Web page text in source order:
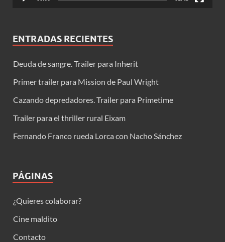
ENTRADAS RECIENTES
Deuda de sangre. Trailer para Inherit
Primer trailer para Mission de Paul Wright
Cazando depredadores. Trailer para Primetime
Trailer para el thriller rural Eixam
Fernando Franco rueda Lorca con Nacho Sánchez
PÁGINAS
¿Quieres colaborar?
Cine maldito
Contacto